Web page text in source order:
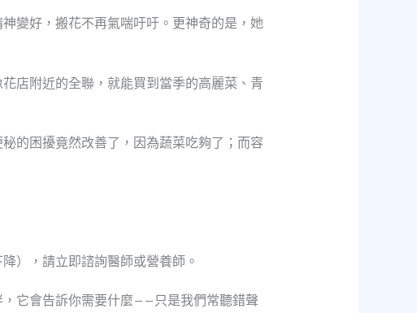
變好，搬花不再氣喘吁吁。更神奇的是，她
店附近的全聯，就能買到當季的高麗菜、青
的困擾竟然改善了，因為蔬菜吃夠了；而容
），請立即諮詢醫師或營養師。
它會告訴你需要什麼——只是我們常聽錯聲